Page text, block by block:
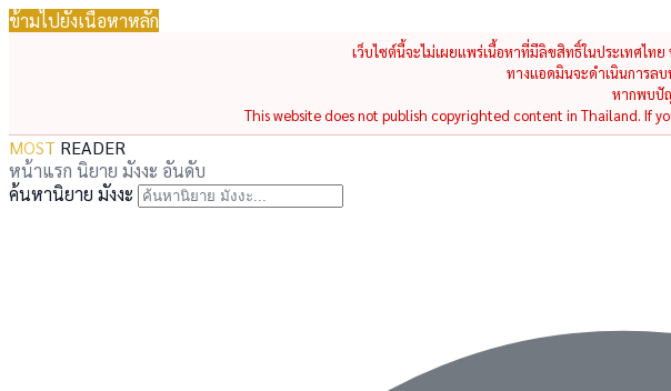
ข้ามไปยังเนื้อหาหลัก
เว็บไซต์นี้จะไม่เผยแพร่เนื้อหาที่มีลิขสิทธิ์ในประเทศไ
ทางแอดมินจะดำเนินการล
หากพบปั
This website does not publish copyrighted content in Thailand. If
MOST READER
หน้าแรก นิยาย มังงะ อันดับ
ค้นหานิยาย มังงะ